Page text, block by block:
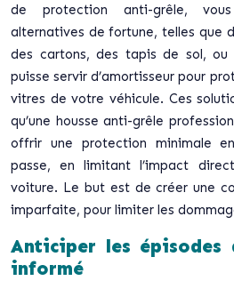
de protection anti-grêle,
alternatives de fortune, telles que
des cartons, des tapis de sol,
puisse servir d’amortisseur pour
vitres de votre véhicule. Ces
qu’une housse anti-grêle
offrir une protection minimale
passe, en limitant l’impact
voiture. Le but est de créer une
imparfaite, pour limiter les
Anticiper les épisodes
informé